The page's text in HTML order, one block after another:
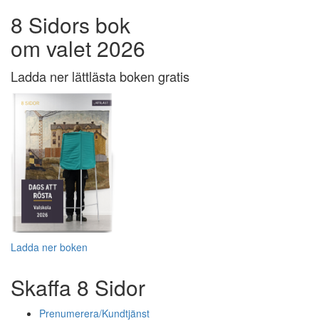
8 Sidors bok
om valet 2026
Ladda ner lättlästa boken gratis
Ladda ner boken
Skaffa 8 Sidor
Prenumerera/Kundtjänst